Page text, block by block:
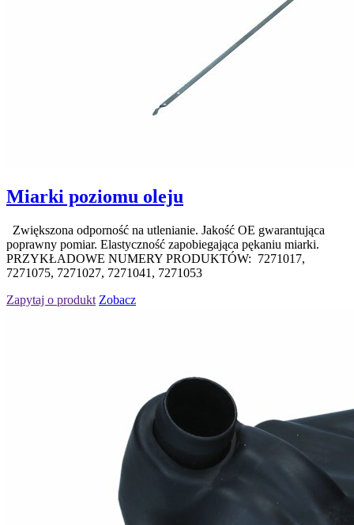
Miarki poziomu oleju
Zwiększona odporność na utlenianie. Jakość OE gwarantująca
poprawny pomiar. Elastyczność zapobiegająca pękaniu miarki.
PRZYKŁADOWE NUMERY PRODUKTÓW: 7271017,
7271075, 7271027, 7271041, 7271053
Zapytaj o produkt Zobacz